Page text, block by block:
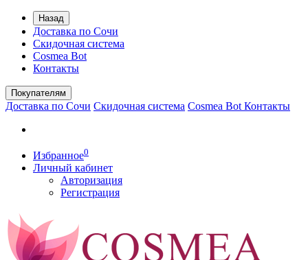
Назад
Доставка по Сочи
Скидочная система
Cosmea Bot
Контакты
Покупателям
Доставка по Сочи Скидочная система Cosmea Bot Контакты
Избранное0
Личный кабинет
Авторизация
Регистрация